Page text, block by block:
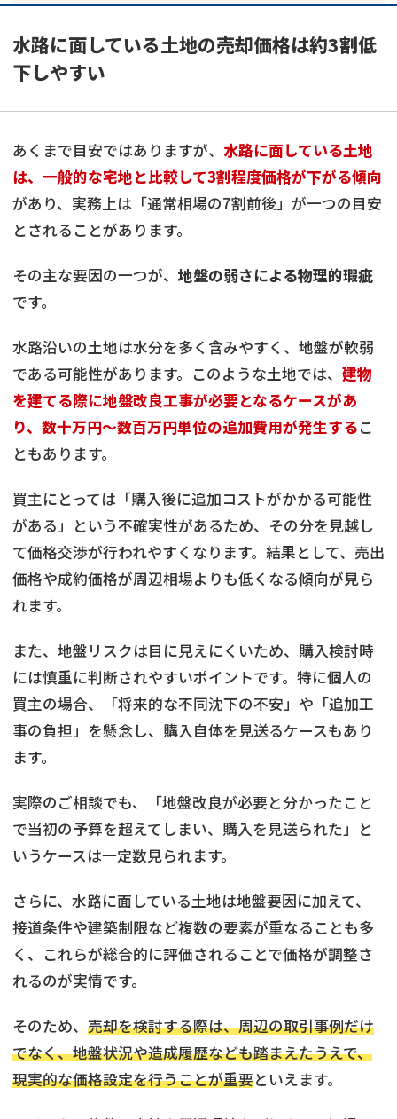
水路に面している土地の売却価格は約3割低
下しやすい
あくまで目安ではありますが、 水路に面している土地
は、一般的な宅地と比較して3割程度価格が下がる傾向
があり、実務上は「通常相場の7割前後」が一つの目安
とされることがあります。
その主な要因の一つが、 地盤の弱さによる物理的瑕疵
です。
水路沿いの土地は水分を多く含みやすく、地盤が軟弱
である可能性があります。このような土地では、 建物
を建てる際に地盤改良工事が必要となるケースがあ
り、数十万円〜数百万円単位の追加費用が発生するこ
ともあります。
買主にとっては「購入後に追加コストがかかる可能性
がある」という不確実性があるため、その分を見越し
て価格交渉が行われやすくなります。結果として、売出
価格や成約価格が周辺相場よりも低くなる傾向が見ら
れます。
また、地盤リスクは目に見えにくいため、購入検討時
には慎重に判断されやすいポイントです。特に個人の
買主の場合、「将来的な不同沈下の不安」や「追加工
事の負担」を懸念し、購入自体を見送るケースもあり
ます。
実際のご相談でも、「地盤改良が必要と分かったこと
で当初の予算を超えてしまい、購入を見送られた」と
いうケースは一定数見られます。
さらに、水路に面している土地は地盤要因に加えて、
接道条件や建築制限など複数の要素が重なることも多
く、これらが総合的に評価されることで価格が調整さ
れるのが実情です。
そのため、 売却を検討する際は、周辺の取引事例だけ
でなく、地盤状況や造成履歴なども踏まえたうえで、
現実的な価格設定を行うことが重要といえます。